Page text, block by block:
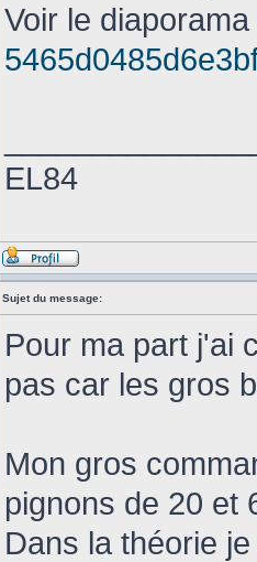
Voir le
EL84
Sujet du message:
Pour ma part j'ai
pas car les gros
Mon gros
pignons de 20 et
Dans la théorie